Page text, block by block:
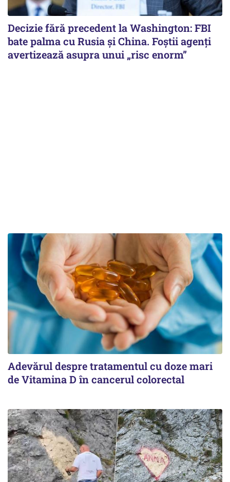
Decizie fără precedent la Washington: FBI
bate palma cu Rusia și China. Foștii agenți
avertizează asupra unui „risc enorm”
Adevărul despre tratamentul cu doze mari
de Vitamina D în cancerul colorectal